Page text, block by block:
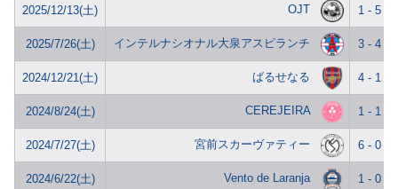
2025/12/13(土) OJT 1 - 5
2025/7/26(土) インテルナシオナル大泉アスピランチ 3 - 4
2024/12/21(土) ばるせなる 4 - 1
2024/8/24(土) CEREJEIRA 1 - 1
2024/7/27(土) 宮前スカーヴァティー 6 - 0
2024/6/22(土) Vento de Laranja 1 - 0